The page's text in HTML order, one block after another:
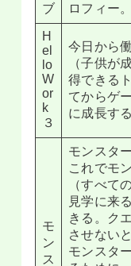
ブ
ロフィー。
H
el
lo
W
or
k
３
今日から
（子供が
得できる
てからゲ
に成長する
モ
ン
ス
モンスタ
これでモ
（すべて
見学に来
きる。ク
させない
モンスタ